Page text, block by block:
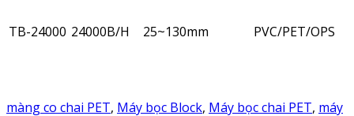
TB-24000 24000B/H 25~130mm PVC/PET/OPS
màng co chai PET, Máy bọc Block, Máy bọc chai PET, máy